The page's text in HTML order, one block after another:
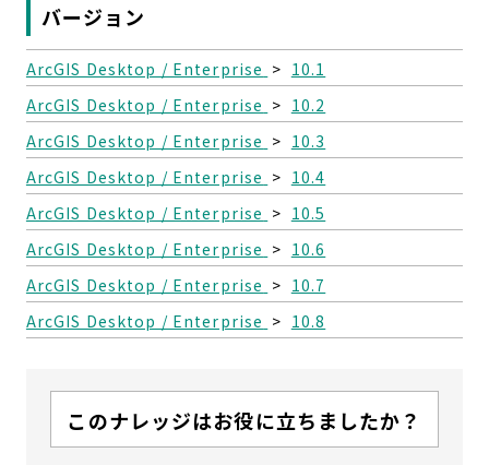
バージョン
ArcGIS Desktop / Enterprise > 10.1
ArcGIS Desktop / Enterprise > 10.2
ArcGIS Desktop / Enterprise > 10.3
ArcGIS Desktop / Enterprise > 10.4
ArcGIS Desktop / Enterprise > 10.5
ArcGIS Desktop / Enterprise > 10.6
ArcGIS Desktop / Enterprise > 10.7
ArcGIS Desktop / Enterprise > 10.8
このナレッジはお役に立ちましたか？